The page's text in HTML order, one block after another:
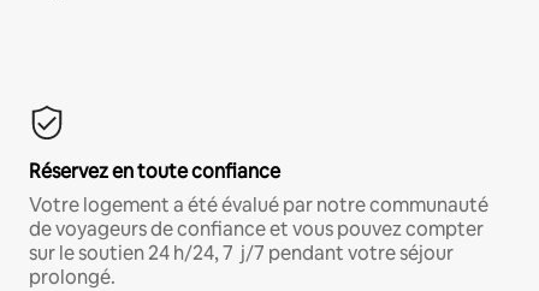
Réservez en toute confiance
Votre logement a été évalué par notre communauté
de voyageurs de confiance et vous pouvez compter
sur le soutien 24 h/24, 7 j/7 pendant votre séjour
prolongé.